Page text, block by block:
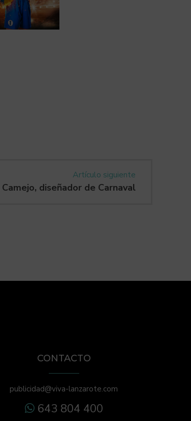
Artículo siguiente
diseñador de Carnaval
CONTACTO
publicidad@viva-lanzarote.com
643 804 400